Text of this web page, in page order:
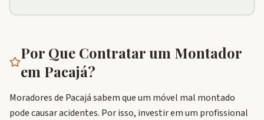
Por Que Contratar um Montador
em Pacajá?
Moradores de Pacajá sabem que um móvel mal montado
pode causar acidentes. Por isso, investir em um profissional